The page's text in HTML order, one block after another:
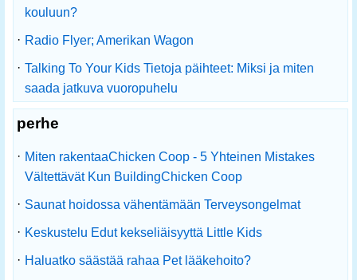
kouluun?
· Radio Flyer; Amerikan Wagon
· Talking To Your Kids Tietoja päihteet: Miksi ja miten
saada jatkuva vuoropuhelu
perhe
· Miten rakentaaChicken Coop - 5 Yhteinen Mistakes
Vältettävät Kun BuildingChicken Coop
· Saunat hoidossa vähentämään Terveysongelmat
· Keskustelu Edut kekseliäisyyttä Little Kids
· Haluatko säästää rahaa Pet lääkehoito?